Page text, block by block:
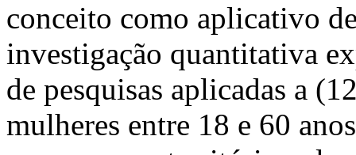
conceito como aplicativo
investigação quantitativa
de pesquisas aplicadas a
mulheres entre 18 e 60